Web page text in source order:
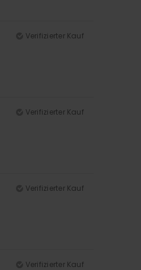
Verifizierter Kauf
Verifizierter Kauf
Verifizierter Kauf
Verifizierter Kauf